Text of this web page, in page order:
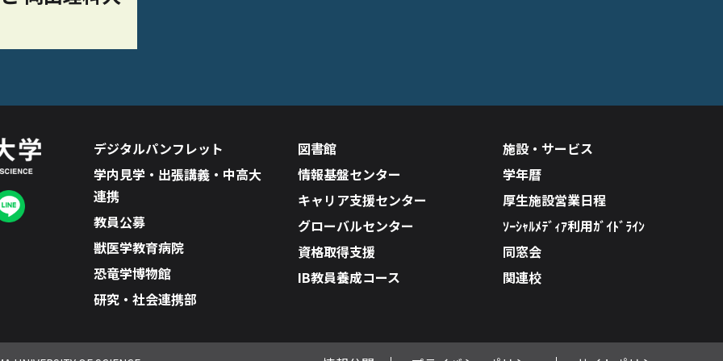
デジタルパンフレット
学内見学・出張講義・中高大
連携
教員公募
獣医学教育病院
恐竜学博物館
研究・社会連携部
図書館
情報基盤センター
キャリア支援センター
グローバルセンター
資格取得支援
IB教員養成コース
施設・サービス
学年暦
厚生施設営業日程
ｿｰｼｬﾙﾒﾃﾞｨｱ利用ｶﾞｲﾄﾞﾗｲﾝ
同窓会
関連校